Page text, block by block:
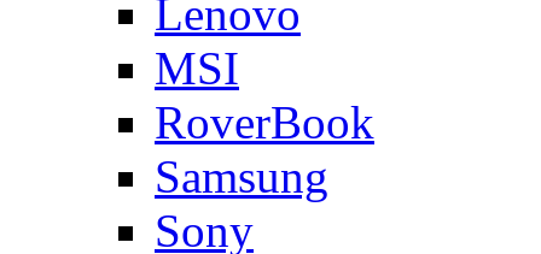
Lenovo
MSI
RoverBook
Samsung
Sony